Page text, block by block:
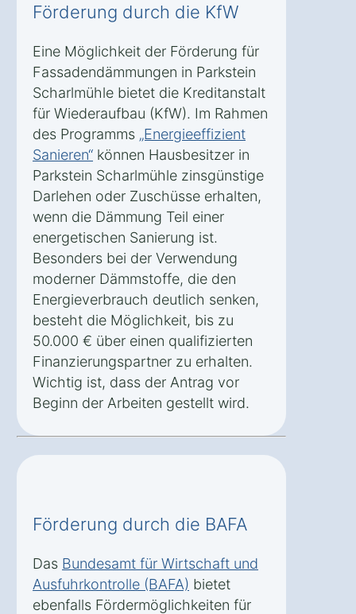
Förderung durch die KfW
Eine Möglichkeit der Förderung für
Fassadendämmungen in Parkstein
Scharlmühle bietet die Kreditanstalt
für Wiederaufbau (KfW). Im Rahmen
des Programms „Energieeffizient
Sanieren“ können Hausbesitzer in
Parkstein Scharlmühle zinsgünstige
Darlehen oder Zuschüsse erhalten,
wenn die Dämmung Teil einer
energetischen Sanierung ist.
Besonders bei der Verwendung
moderner Dämmstoffe, die den
Energieverbrauch deutlich senken,
besteht die Möglichkeit, bis zu
50.000 € über einen qualifizierten
Finanzierungspartner zu erhalten.
Wichtig ist, dass der Antrag vor
Beginn der Arbeiten gestellt wird.
Förderung durch die BAFA
Das Bundesamt für Wirtschaft und
Ausfuhrkontrolle (BAFA) bietet
ebenfalls Fördermöglichkeiten für